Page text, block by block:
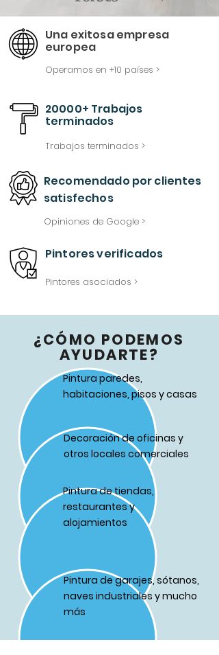
Una exitosa empresa
europea
Operamos en +10 países >
20000+ Trabajos
terminados
Trabajos terminados >
Recomendado porclientes
satisfechos
Opiniones de Google >
Pintores verificados
Pintores asociados >
¿CÓMO PODEMOS
AYUDARTE?
Pintura paredes,
habitaciones, pisos y casas
Decoración de oficinas y
otros locales comerciales
Pintura de tiendas,
restaurantes y
alojamientos
Pintura de garajes, sótanos,
naves industriales y mucho
más